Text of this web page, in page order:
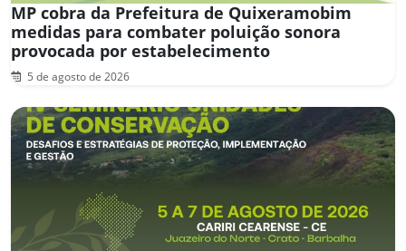
MP cobra da Prefeitura de Quixeramobim
medidas para combater poluição sonora
provocada por estabelecimento
5 de agosto de 2026